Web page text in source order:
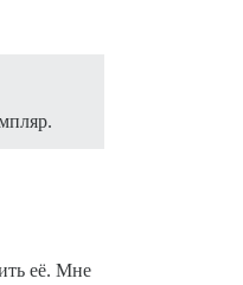
её. Мне